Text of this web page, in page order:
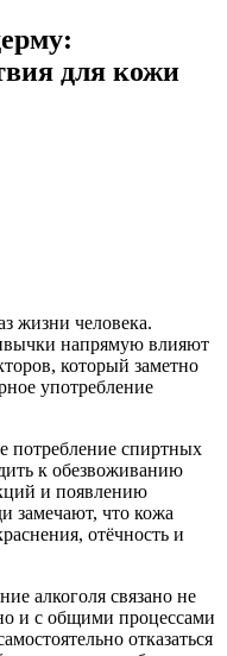
для кожи
жизни человека.
напрямую влияют
который заметно
употребление
потребление спиртных
к обезвоживанию
и появлению
замечают, что кожа
отёчность и
алкоголя связано не
и с общими процессами
отказаться